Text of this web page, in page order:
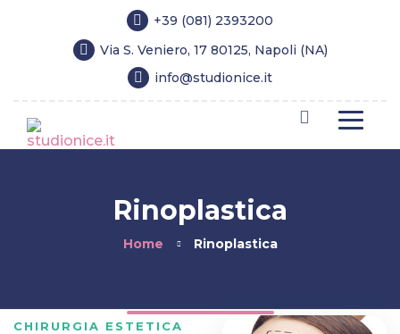
+39 (081) 2393200
Via S. Veniero, 17 80125, Napoli (NA)
info@studionice.it
Rinoplastica
Home Rinoplastica
CHIRURGIA ESTETICA